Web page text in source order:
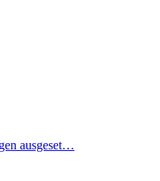
ausgeset…